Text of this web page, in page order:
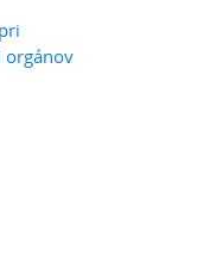
orgánov